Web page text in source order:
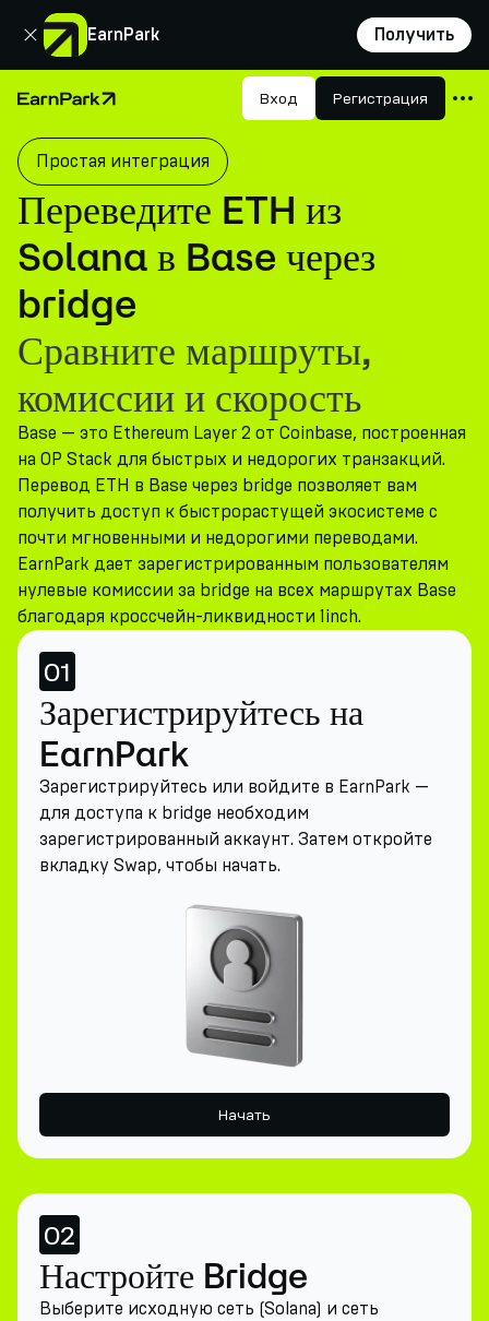
EarnPark Получить
Закрыть
Главная страница Вход Регистрация
Продукты
Рынки
Калькуляторы
Токен PARK
Ресурсы
Компания
Простая интеграция
Переведите ETH из
Solana в Base через
bridge
Сравните маршруты,
комиссии и скорость
Base — это Ethereum Layer 2 от Coinbase, построенная
на OP Stack для быстрых и недорогих транзакций.
Перевод ETH в Base через bridge позволяет вам
получить доступ к быстрорастущей экосистеме с
почти мгновенными и недорогими переводами.
EarnPark дает зарегистрированным пользователям
нулевые комиссии за bridge на всех маршрутах Base
благодаря кроссчейн-ликвидности 1inch.
01
Зарегистрируйтесь на
EarnPark
Зарегистрируйтесь или войдите в EarnPark —
для доступа к bridge необходим
зарегистрированный аккаунт. Затем откройте
вкладку Swap, чтобы начать.
Начать
02
Настройте Bridge
Выберите исходную сеть (Solana) и сеть